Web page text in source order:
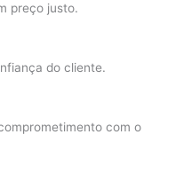
preço justo.
do cliente.
com o